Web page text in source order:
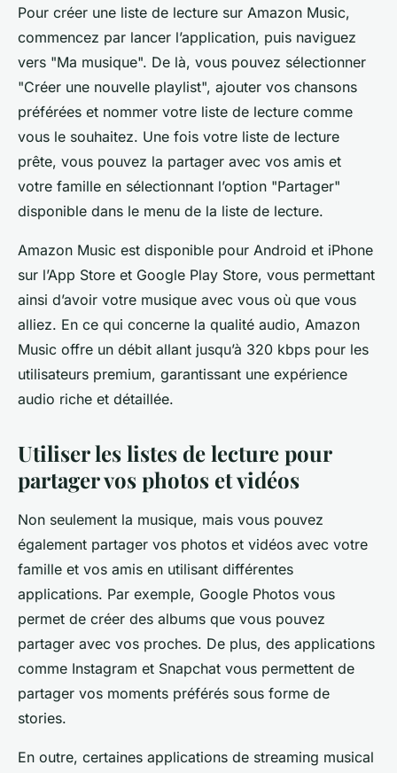
Pour créer une liste de lecture sur Amazon Music,
commencez par lancer l’application, puis naviguez
vers "Ma musique". De là, vous pouvez sélectionner
"Créer une nouvelle playlist", ajouter vos chansons
préférées et nommer votre liste de lecture comme
vous le souhaitez. Une fois votre liste de lecture
prête, vous pouvez la partager avec vos amis et
votre famille en sélectionnant l’option "Partager"
disponible dans le menu de la liste de lecture.
Amazon Music est disponible pour Android et iPhone
sur l’App Store et Google Play Store, vous permettant
ainsi d’avoir votre musique avec vous où que vous
alliez. En ce qui concerne la qualité audio, Amazon
Music offre un débit allant jusqu’à 320 kbps pour les
utilisateurs premium, garantissant une expérience
audio riche et détaillée.
Utiliser les listes de lecture pour
partager vos photos et vidéos
Non seulement la musique, mais vous pouvez
également partager vos photos et vidéos avec votre
famille et vos amis en utilisant différentes
applications. Par exemple, Google Photos vous
permet de créer des albums que vous pouvez
partager avec vos proches. De plus, des applications
comme Instagram et Snapchat vous permettent de
partager vos moments préférés sous forme de
stories.
En outre, certaines applications de streaming musical